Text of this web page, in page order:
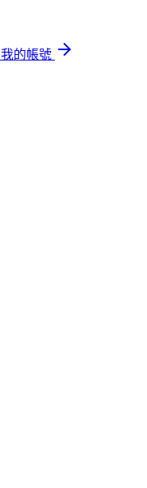
我的帳號